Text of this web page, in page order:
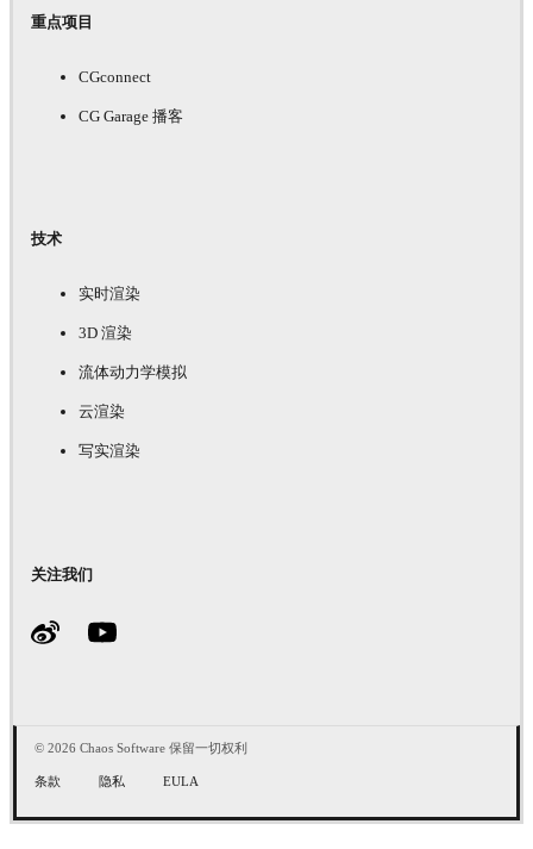
重点项目
CGconnect
CG Garage 播客
技术
实时渲染
3D 渲染
流体动力学模拟
云渲染
写实渲染
关注我们
© 2026 Chaos Software 保留一切权利
条款 隐私 EULA